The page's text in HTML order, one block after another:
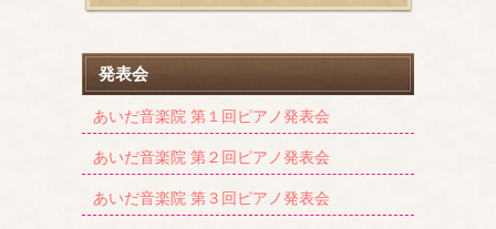
発表会
あいだ音楽院 第１回ピアノ発表会
あいだ音楽院 第２回ピアノ発表会
あいだ音楽院 第３回ピアノ発表会